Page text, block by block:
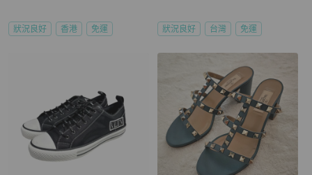
狀況良好 香港 免運 狀況良好 台灣 免運